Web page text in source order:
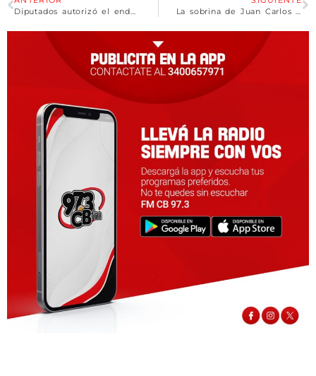
Diputados autorizó el endeudamiento para el “Acueducto Interprovincial Santa Fe Córdoba”
La sobrina de Juan Carlos Maqueda que hace temblar a la Corte Suprema